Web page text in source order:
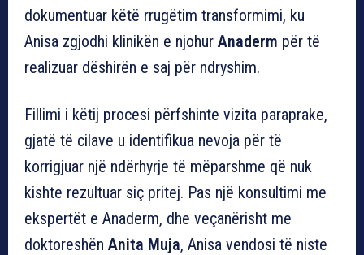
dokumentuar këtë rrugëtim transformimi, ku
Anisa zgjodhi klinikën e njohur Anaderm për të
realizuar dëshirën e saj për ndryshim.
Fillimi i këtij procesi përfshinte vizita paraprake,
gjatë të cilave u identifikua nevoja për të
korrigjuar një ndërhyrje të mëparshme që nuk
kishte rezultuar siç pritej. Pas një konsultimi me
ekspertët e Anaderm, dhe veçanërisht me
doktoreshën Anita Muja, Anisa vendosi të niste